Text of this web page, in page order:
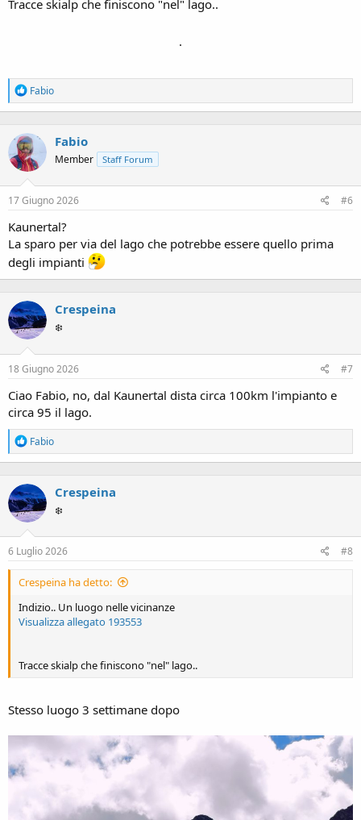
Tracce skialp che finiscono "nel" lago..
.
R
e
a
t
i
o
n
:
Fabio
Fabio
Member Staff Forum
17 Giugno 2026 #6
Kaunertal?
La sparo per via del lago che potrebbe essere quello prima
degli impianti
Crespeina
❄️
18 Giugno 2026 #7
Ciao Fabio, no, dal Kaunertal dista circa 100km l'impianto e
circa 95 il lago.
R
e
a
t
i
o
n
:
Fabio
Crespeina
❄️
6 Luglio 2026 #8
Crespeina ha detto:
Indizio.. Un luogo nelle vicinanze
Visualizza allegato 193553
Tracce skialp che finiscono "nel" lago..
Stesso luogo 3 settimane dopo